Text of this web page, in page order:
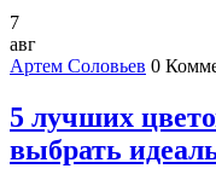
7
авг
Артем Соловьев 0
5 лучших
выбрать